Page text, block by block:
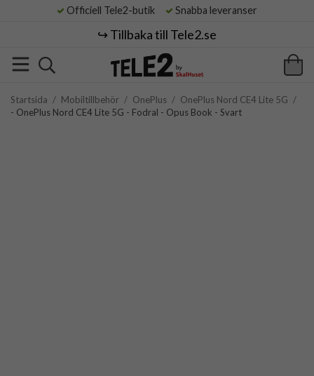
Officiell Tele2-butik Snabba leveranser
↪️ Tillbaka till Tele2.se
Startsida / Mobiltillbehör / OnePlus / OnePlus Nord CE4 Lite 5G /
- OnePlus Nord CE4 Lite 5G - Fodral - Opus Book - Svart